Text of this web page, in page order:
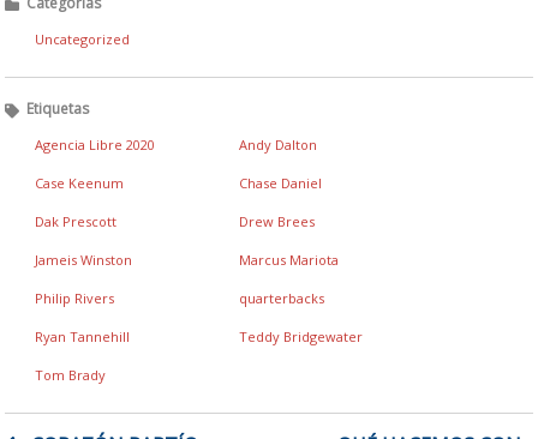
Uncategorized
Etiquetas
Agencia Libre 2020 Andy Dalton
Case Keenum Chase Daniel
Dak Prescott Drew Brees
Jameis Winston Marcus Mariota
Philip Rivers quarterbacks
Ryan Tannehill Teddy Bridgewater
Tom Brady
NAVEGACIÓN